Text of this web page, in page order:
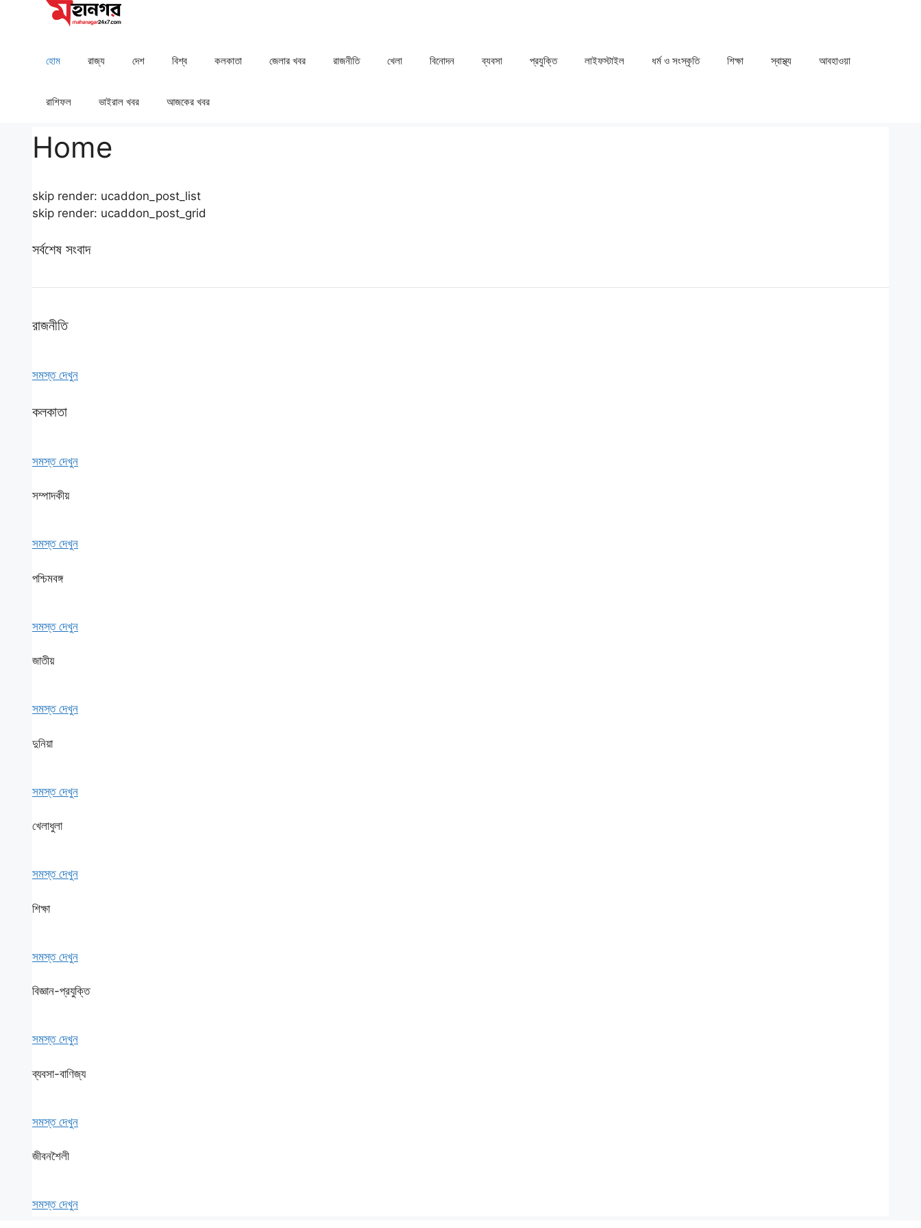
হোম রাজ্য দেশ ⁠বিশ্ব কলকাতা ⁠⁠জেলার খবর রাজনীতি খেলা ⁠বিনোদন ব্যবসা প্রযুক্তি লাইফস্টাইল ধর্ম ও সংস্কৃতি ⁠⁠শিক্ষা ⁠⁠স্বাস্থ্য ⁠⁠আবহাওয়া
রাশিফল ⁠⁠ভাইরাল খবর আজকের খবর
Home
skip render: ucaddon_post_list
skip render: ucaddon_post_grid
সর্বশেষ সংবাদ
রাজনীতি
সমস্ত দেখুন
কলকাতা
সমস্ত দেখুন
সম্পাদকীয়
সমস্ত দেখুন
পশ্চিমবঙ্গ
সমস্ত দেখুন
জাতীয়
সমস্ত দেখুন
দুনিয়া
সমস্ত দেখুন
খেলাধুলা
সমস্ত দেখুন
শিক্ষা
সমস্ত দেখুন
বিজ্ঞান-প্রযুক্তি
সমস্ত দেখুন
ব্যবসা-বাণিজ্য
সমস্ত দেখুন
জীবনশৈলী
সমস্ত দেখুন